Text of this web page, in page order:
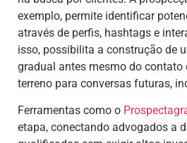
exemplo, permite identificar
através de perfis, hashtags e
isso, possibilita a construção de
gradual antes mesmo do contato
terreno para conversas futuras,
Ferramentas como o
etapa, conectando advogados a